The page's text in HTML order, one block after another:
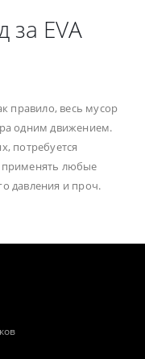
EVA
правило, весь мусор
одним движением.
потребуется
любые
давления и проч.